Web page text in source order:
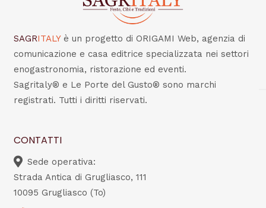
SAGRITALY è un progetto di ORIGAMI Web, agenzia di
comunicazione e casa editrice specializzata nei settori
enogastronomia, ristorazione ed eventi.
Sagritaly® e Le Porte del Gusto® sono marchi
registrati. Tutti i diritti riservati.
CONTATTI
Sede operativa:
Strada Antica di Grugliasco, 111
10095 Grugliasco (To)